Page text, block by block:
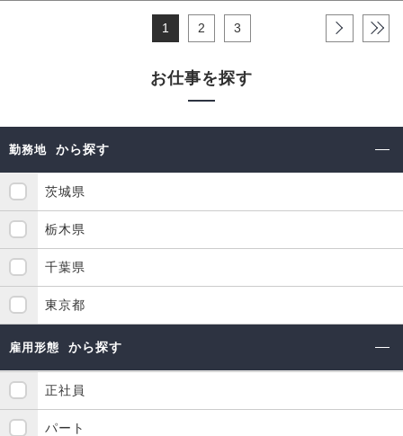
1 2 3 › »
お仕事を探す
勤務地 から探す
茨城県
栃木県
千葉県
東京都
雇用形態 から探す
正社員
パート